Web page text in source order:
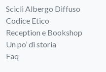
Scicli Albergo Diffuso
Codice Etico
Reception e Bookshop
Un po’ di storia
Faq